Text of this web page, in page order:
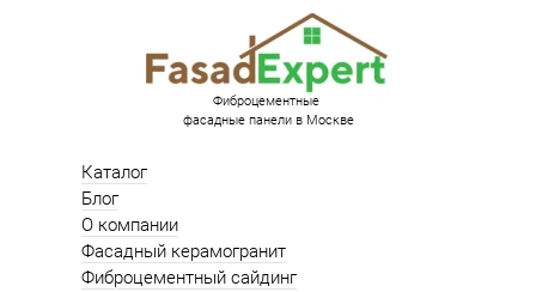
Каталог
Блог
О компании
Фасадный керамогранит
Фиброцементный сайдинг
Фиброцементные
фасадные панели в Москве